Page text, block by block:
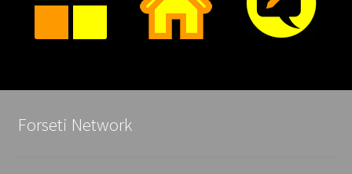
Forseti Network